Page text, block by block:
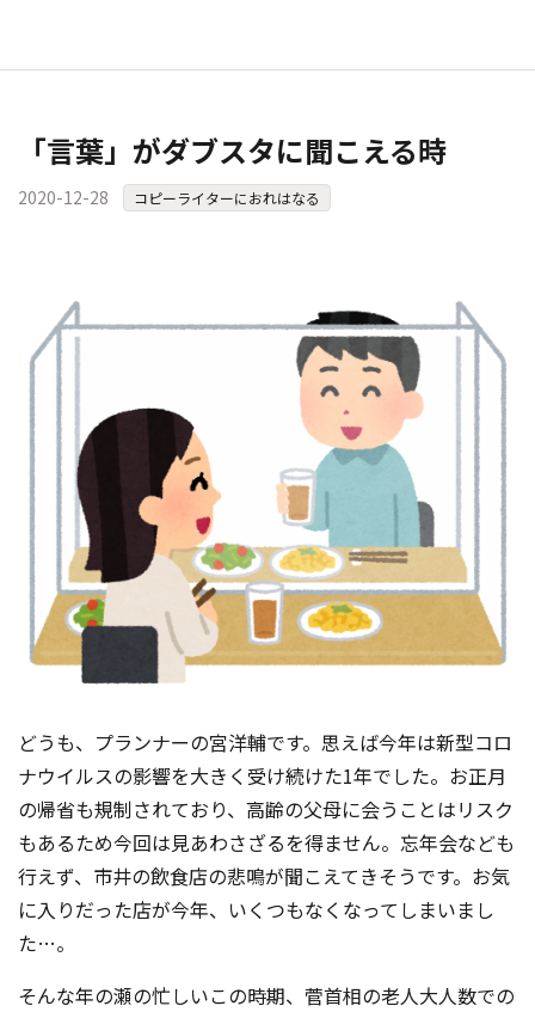
「言葉」がダブスタに聞こえる時
2020-12-28 コピーライターにおれはなる
どうも、プランナーの宮洋輔です。思えば今年は新型コロ
ナウイルスの影響を大きく受け続けた1年でした。お正月
の帰省も規制されており、高齢の父母に会うことはリスク
もあるため今回は見あわさざるを得ません。忘年会なども
行えず、市井の飲食店の悲鳴が聞こえてきそうです。お気
に入りだった店が今年、いくつもなくなってしまいまし
た…。
そんな年の瀬の忙しいこの時期、菅首相の老人大人数での